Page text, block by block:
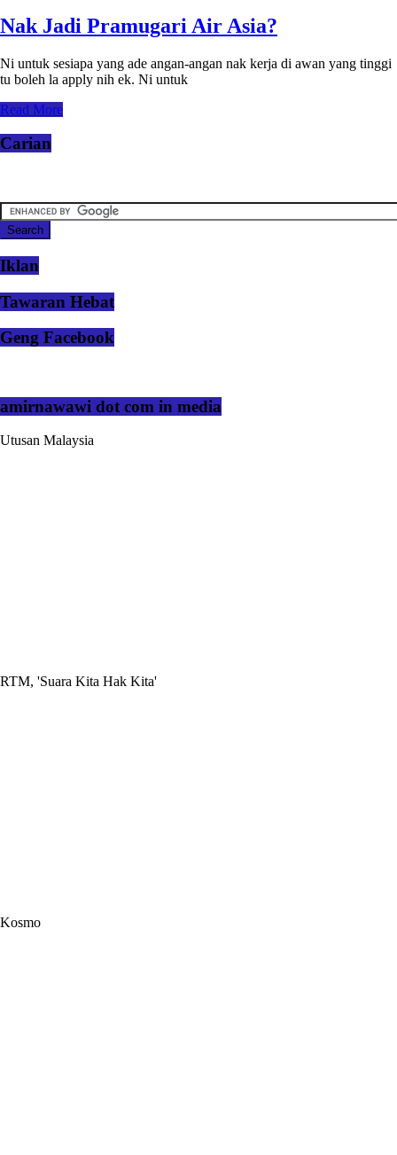
Nak Jadi Pramugari Air Asia?
Ni untuk sesiapa yang ade angan-angan nak kerja di awan yang tinggi
tu boleh la apply nih ek. Ni untuk
Read More
Carian
Iklan
Tawaran Hebat
Geng Facebook
amirnawawi dot com in media
Utusan Malaysia
RTM, 'Suara Kita Hak Kita'
Kosmo